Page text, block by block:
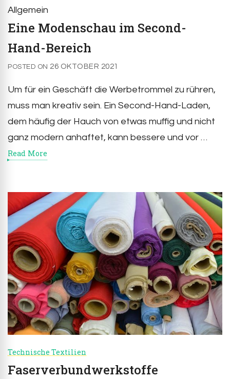
Allgemein
Eine Modenschau im Second-
Hand-Bereich
POSTED ON 26 OKTOBER 2021
Um für ein Geschäft die Werbetrommel zu rühren,
muss man kreativ sein. Ein Second-Hand-Laden,
dem häufig der Hauch von etwas muffig und nicht
ganz modern anhaftet, kann bessere und vor …
Read More
Technische Textilien
Faserverbundwerkstoffe